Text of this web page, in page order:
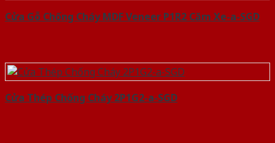
Cửa Gỗ Chống Cháy MDF Veneer P1R2 Căm Xe-a-SGD
Cửa Thép Chống Cháy 2P1G2-a-SGD